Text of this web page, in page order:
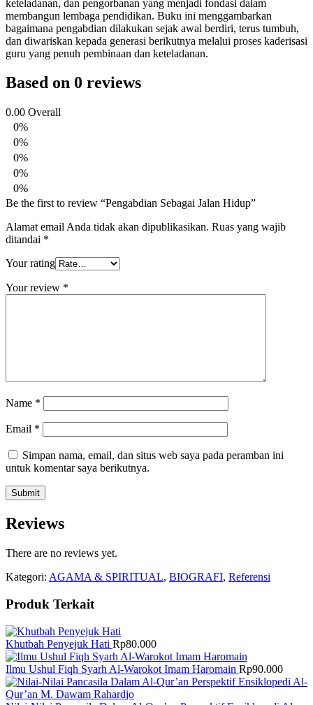
keteladanan, dan pengorbanan yang menjadi fondasi dalam
membangun lembaga pendidikan. Buku ini menggambarkan
bagaimana pengabdian dilakukan sejak awal berdiri, terus tumbuh,
dan diwariskan kepada generasi berikutnya melalui proses kaderisasi
guru yang penuh pembinaan dan keteladanan.
Based on 0 reviews
0.00 Overall
0%
0%
0%
0%
0%
Be the first to review “Pengabdian Sebagai Jalan Hidup”
Alamat email Anda tidak akan dipublikasikan. Ruas yang wajib
ditandai *
Your rating
Your review *
Name *
Email *
Simpan nama, email, dan situs web saya pada peramban ini
untuk komentar saya berikutnya.
Reviews
There are no reviews yet.
Kategori: AGAMA & SPIRITUAL, BIOGRAFI, Referensi
Produk Terkait
Khutbah Penyejuk Hati Rp80.000
Ilmu Ushul Fiqh Syarh Al-Warokot Imam Haromain Rp90.000